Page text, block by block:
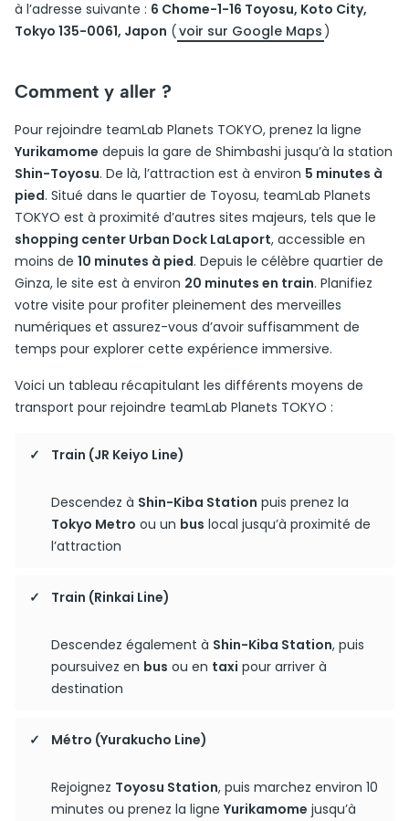
à l’adresse suivante : 6 Chome-1-16 Toyosu, Koto City,
Tokyo 135-0061, Japon (voir sur Google Maps )
Comment y aller ?
Pour rejoindre teamLab Planets TOKYO, prenez la ligne
Yurikamome depuis la gare de Shimbashi jusqu’à la station
Shin-Toyosu. De là, l’attraction est à environ 5 minutes à
pied. Situé dans le quartier de Toyosu, teamLab Planets
TOKYO est à proximité d’autres sites majeurs, tels que le
shopping center Urban Dock LaLaport, accessible en
moins de 10 minutes à pied. Depuis le célèbre quartier de
Ginza, le site est à environ 20 minutes en train. Planifiez
votre visite pour profiter pleinement des merveilles
numériques et assurez-vous d’avoir suffisamment de
temps pour explorer cette expérience immersive.
Voici un tableau récapitulant les différents moyens de
transport pour rejoindre teamLab Planets TOKYO :
Train (JR Keiyo Line)
Descendez à Shin-Kiba Station puis prenez la
Tokyo Metro ou un bus local jusqu’à proximité de
l’attraction
Train (Rinkai Line)
Descendez également à Shin-Kiba Station, puis
poursuivez en bus ou en taxi pour arriver à
destination
Métro (Yurakucho Line)
Rejoignez Toyosu Station, puis marchez environ 10
minutes ou prenez la ligne Yurikamome jusqu’à